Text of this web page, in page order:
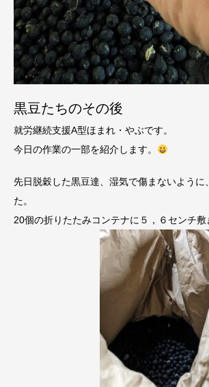
黒豆たちのその後
就労継続支援A型ほまれ・やぶです。
今日の作業の一部を紹介します。
先日脱穀した黒豆達、湿気で傷まないように
た。
20個の折りたたみコンテナに５，６センチ